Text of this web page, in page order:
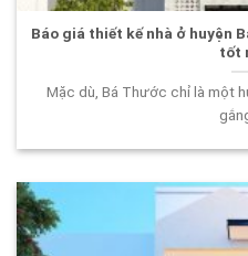
Báo giá thiết kế nhà ở huyện
tốt
Mặc dù, Bá Thước chỉ là một